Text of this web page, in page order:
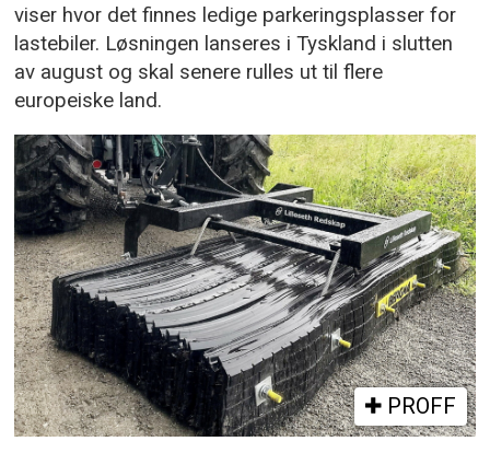
viser hvor det finnes ledige parkeringsplasser for
lastebiler. Løsningen lanseres i Tyskland i slutten
av august og skal senere rulles ut til flere
europeiske land.
PROFF